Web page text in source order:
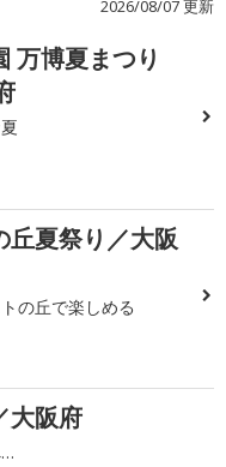
2026/08/07 更新
万博夏まつり
丘夏祭り／大阪
の丘で楽しめる
大阪府
…